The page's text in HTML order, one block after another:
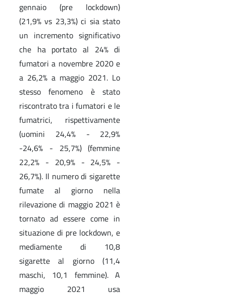
gennaio (pre lockdown)
(21,9% vs 23,3%) ci sia stato
un incremento significativo
che ha portato al 24% di
fumatori a novembre 2020 e
a 26,2% a maggio 2021. Lo
stesso fenomeno è stato
riscontrato tra i fumatori e le
fumatrici, rispettivamente
(uomini 24,4% - 22,9%
-24,6% - 25,7%) (femmine
22,2% - 20,9% - 24,5% -
26,7%). Il numero di sigarette
fumate al giorno nella
rilevazione di maggio 2021 è
tornato ad essere come in
situazione di pre lockdown, e
mediamente di 10,8
sigarette al giorno (11,4
maschi, 10,1 femmine). A
maggio 2021 usa